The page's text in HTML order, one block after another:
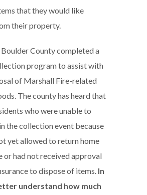
that they would like
their property.
Boulder County completed a
program to assist with
of Marshall Fire-related
The county has heard that
who were unable to
the collection event because
yet allowed to return home
or had not received approval
to dispose of items. In
understand how much